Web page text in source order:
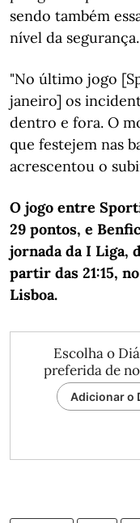
sendo também
nível da segurança.
"No último jogo
janeiro] os
dentro e fora. O
que festejem nas
acrescentou o
O jogo entre
29 pontos, e
jornada da I Liga,
partir das 21:15,
Lisboa.
Escolha o
preferida de
Adicionar o